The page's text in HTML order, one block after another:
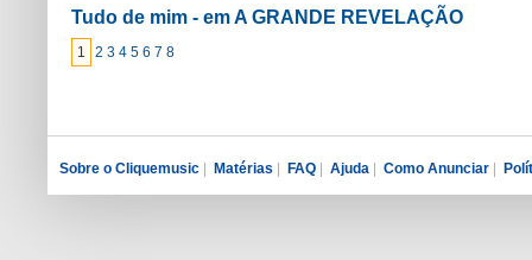
Tudo de mim - em A GRANDE REVELAÇÃO
1 2 3 4 5 6 7 8
Sobre o Cliquemusic | Matérias | FAQ | Ajuda | Como Anunciar |